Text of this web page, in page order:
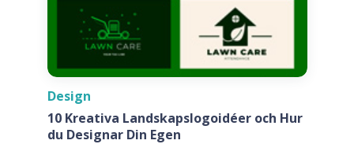
Design
10 Kreativa Landskapslogoidéer och Hur
du Designar Din Egen